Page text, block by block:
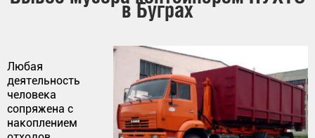
в Буграх
Любая
деятельность
человека
сопряжена с
накоплением